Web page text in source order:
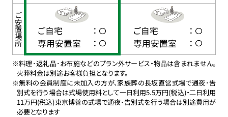
ご安置場所 ご自宅
：
専用安置室
：
ご自宅
：
専用安置室
：
※料理･返礼品･お布施などのプラン外サービス・物品は含まれません。
火葬料金は別途お客様負担となります。
※無料の会員制度に未加入の方が、家族葬の長坂直営式場で通夜･告
別式を行う場合は式場使用料として一日利用5.5万円(税込)・二日利用
11万円(税込)東京博善の式場で通夜･告別式を行う場合は別途費用が
必要となります